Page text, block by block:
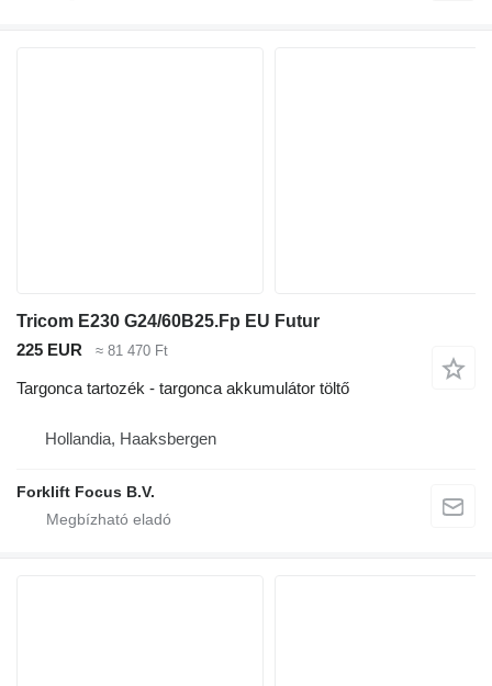
Tricom E230 G24/60B25.Fp EU Futur
225 EUR
≈ 81 470 Ft
Targonca tartozék - targonca akkumulátor töltő
Hollandia, Haaksbergen
Forklift Focus B.V.